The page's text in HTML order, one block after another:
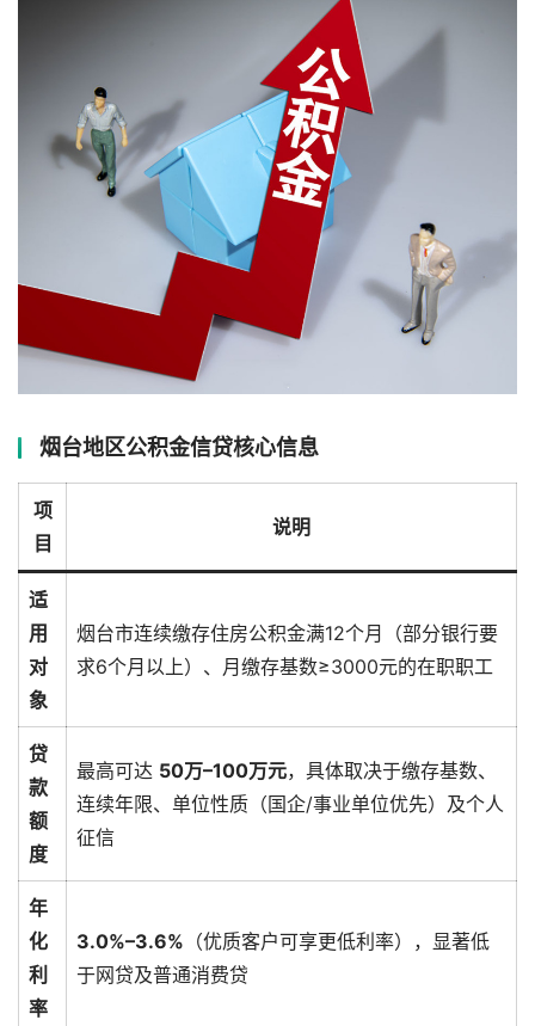
烟台地区公积金信贷核心信息
项
目
说明
适
用
对
象
烟台市连续缴存住房公积金满12个月（部分银行要
求6个月以上）、月缴存基数≥3000元的在职职工
贷
款
额
度
最高可达 ‌ 50万–100万元‌，具体取决于缴存基数、
连续年限、单位性质（国企/事业单位优先）及个人
征信
年
化
利
率
3.0%–3.6% ‌（优质客户可享更低利率），显著低
于网贷及普通消费贷